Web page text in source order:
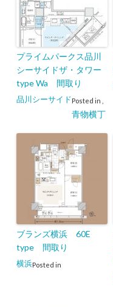
プライムパークス品川
シーサイドザ・タワー
type Wa 間取り
Posted in
品川シーサイド
青物横丁
ブランズ横浜 60E
type 間取り
Posted in
横浜